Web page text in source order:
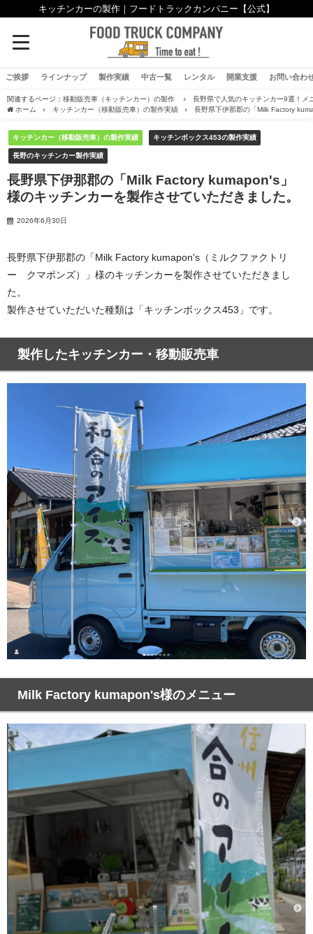
キッチンカーの製作｜フードトラックカンパニー【公式】
ご挨拶 ラインナップ 製作実績 中古一覧 レンタル 開業支援 お問い合わ
関連するページ： 移動販売車（キッチンカー）の製作
長野県で人気のキッチンカー9選！メ
ホーム
キッチンカー（移動販売車）の製作実績 長野県下伊那郡の「Milk Factory
キッチンカー（移動販売車）の製作実績 キッチンボックス453の製作実績
長野のキッチンカー製作実績
長野県下伊那郡の「Milk Factory kumapon's」
様のキッチンカーを製作させていただきました。
2026年6月30日
長野県下伊那郡の「Milk Factory kumapon's（ミルクファクトリ
ー クマポンズ）」様のキッチンカーを製作させていただきまし
た。
製作させていただいた種類は「キッチンボックス453」です。
製作したキッチンカー・移動販売車
Milk Factory kumapon's様のメニュー